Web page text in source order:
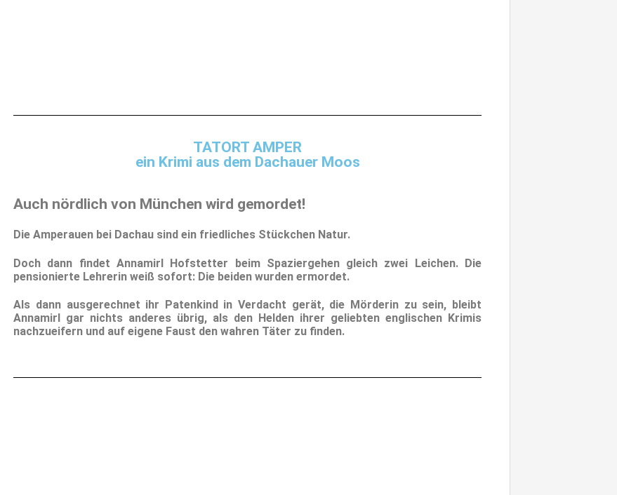
TATORT AMPER
ein Krimi aus dem Dachauer Moos
Auch nördlich von München wird gemordet!
Die Amperauen bei Dachau sind ein friedliches Stückchen Natur.
Doch dann findet Annamirl Hofstetter beim Spaziergehen gleich zwei Leichen. Die
pensionierte Lehrerin weiß sofort: Die beiden wurden ermordet.
Als dann ausgerechnet ihr Patenkind in Verdacht gerät, die Mörderin zu sein, bleibt
Annamirl gar nichts anderes übrig, als den Helden ihrer geliebten englischen Krimis
nachzueifern und auf eigene Faust den wahren Täter zu finden.